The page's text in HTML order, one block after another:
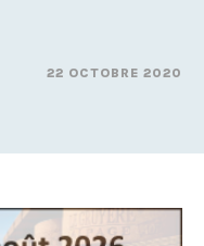
22 OCTOBRE 2020